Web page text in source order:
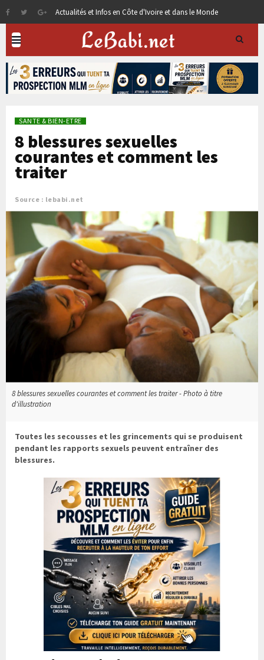
Actualités et Infos en Côte d'Ivoire et dans le Monde
SANTE & BIEN-ETRE
8 blessures sexuelles
courantes et comment les
traiter
Source : lebabi.net
8 blessures sexuelles courantes et comment les traiter - Photo à titre
d'illustration
Toutes les secousses et les grincements qui se produisent
pendant les rapports sexuels peuvent entraîner des
blessures.